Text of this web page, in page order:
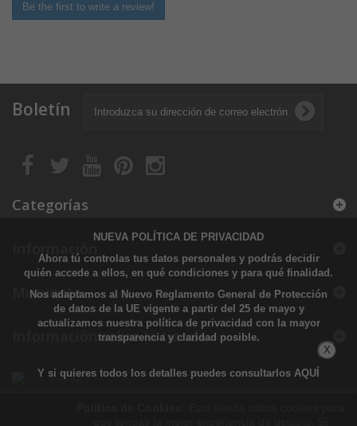
Be the first to write a review!
Boletín
Categorías
Información
Mi cuenta
Información sobre la tienda
NUEVA POLÍTICA DE PRIVACIDAD
Ahora tú controlas tus datos personales y podrás decidir
quién accede a ellos, en qué condiciones y para qué finalidad.
Nos adaptamos al Nuevo Reglamento General de Protección
de datos de la UE vigente a partir del 25 de mayo y
actualizamos nuestra política de privacidad con la mayor
transparencia y claridad posible.
Y si quieres todos los detalles puedes consultarlos AQUÍ
X